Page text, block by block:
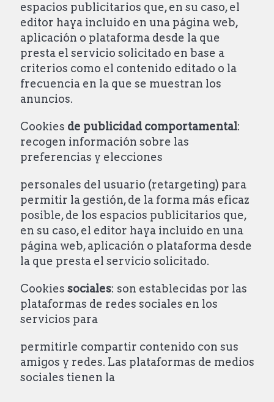
espacios publicitarios que, en su caso, el
editor haya incluido en una página web,
aplicación o plataforma desde la que
presta el servicio solicitado en base a
criterios como el contenido editado o la
frecuencia en la que se muestran los
anuncios.
Cookies de publicidad comportamental:
recogen información sobre las
preferencias y elecciones
personales del usuario (retargeting) para
permitir la gestión, de la forma más eficaz
posible, de los espacios publicitarios que,
en su caso, el editor haya incluido en una
página web, aplicación o plataforma desde
la que presta el servicio solicitado.
Cookies sociales: son establecidas por las
plataformas de redes sociales en los
servicios para
permitirle compartir contenido con sus
amigos y redes. Las plataformas de medios
sociales tienen la